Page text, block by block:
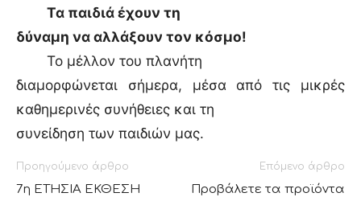
Τα παιδιά έχουν τη
δύναμη να αλλάξουν τον κόσμο!
Το μέλλον του πλανήτη
διαμορφώνεται σήμερα, μέσα από τις μικρές
καθημερινές συνήθειες και τη
συνείδηση των παιδιών μας.
Προηγούμενο άρθρο
7η ΕΤΗΣΙΑ ΕΚΘΕΣΗ
Επόμενο άρθρο
Προβάλετε τα προϊόντα